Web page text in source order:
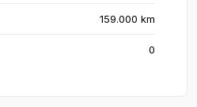
159.000 km
0